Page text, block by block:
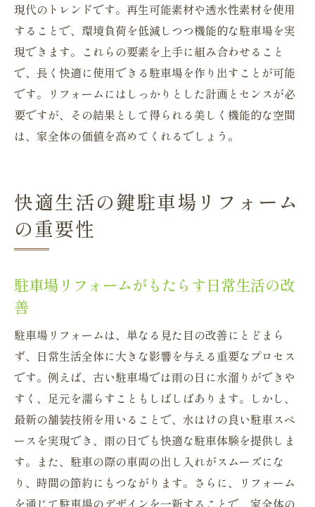
現代のトレンドです。再生可能素材や透水性素材を使用
することで、環境負荷を低減しつつ機能的な駐車場を実
現できます。これらの要素を上手に組み合わせること
で、長く快適に使用できる駐車場を作り出すことが可能
です。リフォームにはしっかりとした計画とセンスが必
要ですが、その結果として得られる美しく機能的な空間
は、家全体の価値を高めてくれるでしょう。
快適生活の鍵駐車場リフォーム
の重要性
駐車場リフォームがもたらす日常生活の改
善
駐車場リフォームは、単なる見た目の改善にとどまら
ず、日常生活全体に大きな影響を与える重要なプロセス
です。例えば、古い駐車場では雨の日に水溜りができや
すく、足元を濡らすこともしばしばあります。しかし、
最新の舗装技術を用いることで、水はけの良い駐車スペ
ースを実現でき、雨の日でも快適な駐車体験を提供しま
す。また、駐車の際の車両の出し入れがスムーズにな
り、時間の節約にもつながります。さらに、リフォーム
を通じて駐車場のデザインを一新することで、家全体の